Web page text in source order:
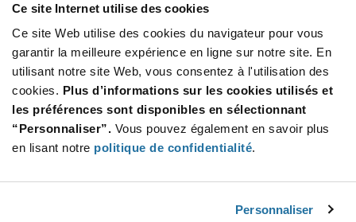
Ce site Internet utilise des cookies
Ce site Web utilise des cookies du navigateur pour vous
garantir la meilleure expérience en ligne sur notre site. En
utilisant notre site Web, vous consentez à l'utilisation des
cookies. Plus d’informations sur les cookies utilisés et
les préférences sont disponibles en sélectionnant
“Personnaliser”. Vous pouvez également en savoir plus
en lisant notre politique de confidentialité.
Personnaliser
paiement.
Quantité Prix unitaire
2 500+ $2.64
Product
Variant
Emballages disponibles